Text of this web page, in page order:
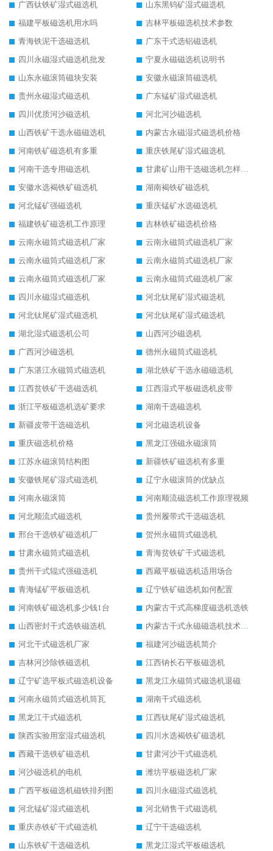
广西钛铁矿湿式磁选机
山东黑钨矿湿式磁选机
福建平板磁选机用水吗
吉林平板磁选机技术参数
青海铁泥干选磁选机
广东干式选铝磁选机
四川永磁湿式磁选机批发
宁夏永磁磁选机说明书
山东永磁滚筒磁块安装
安徽永磁滚筒磁选机
贵州永磁湿式磁选机
广东锰矿湿式磁选机
四川优质河沙磁选机
河北河沙磁选机
山西铁矿干选永磁磁选机
内蒙古永磁湿式磁选机价格
河南铁矿磁选机有多重
重庆铁尾矿湿式磁选机
河南干选专用磁选机
甘肃矿山用干选磁选机怎样调磁
安徽水选褐铁矿磁选机
湖南褐铁矿磁选机
河北锰矿强磁选机
重庆锰矿水选磁选机
福建铁矿磁选机工作原理
吉林铁矿磁选机价格
云南永磁筒式磁选机厂家
云南永磁筒式磁选机厂家
云南永磁筒式磁选机厂家
云南永磁筒式磁选机厂家
云南永磁筒式磁选机厂家
云南永磁筒式磁选机厂家
四川永磁湿式磁选机
河北钛尾矿湿式磁选机
河北钛尾矿湿式磁选机
河北钛尾矿湿式磁选机
湖北湿式磁选机公司
山西河沙磁选机
广西河沙磁选机
德州永磁筒式磁选机
广东湛江永磁筒式磁选机
湖北铁矿干选永磁磁选机
江西贫铁矿干选磁选机
江西湿式平板磁选机皮带
浙江平板磁选机选矿要求
湖南干选磁选机
新疆皮带干选磁选机
河北磁选机设备
重庆磁选机价格
黑龙江强磁永磁滚筒
江苏永磁滚筒结构图
新疆铁矿磁选机有多重
安徽铁尾矿湿式磁选机
辽宁永磁滚筒的优缺点
河南永磁滚筒
河南顺流磁选机工作原理视频
河北顺流式磁选机
贵州履带式干选磁选机
邢台干选铁矿磁选机厂
贺州永磁筒式磁选机
甘肃永磁筒式磁选机
青海贫铁矿干式磁选机
贵州干式辊式强磁选机
西藏平板磁选机适用场合
青海锰矿平板磁选机
辽宁铁矿磁选机如何配置
河南铁矿磁选机多少钱1台
内蒙古干式高梯度磁选机选铁
山西密封干式选铁磁选机
内蒙古干式永磁磁选机技术要求
河北干式磁选机厂家
福建河沙磁选机简介
吉林河沙除铁磁选机
江西钠长石平板磁选机
辽宁矿选平板式磁选机设备
黑龙江永磁筒式磁选机退磁
河南永磁筒式磁选机筒瓦
湖南干式磁选机
黑龙江干式磁选机
江西钛尾矿湿式磁选机
陕西实验用室湿式磁选机
四川水选褐铁矿磁选机
西藏干选铁矿磁选机
甘肃河沙干式磁选机
河沙磁选机的电机
潍坊平板磁选机厂家
广西平板磁选机磁铁排列图
四川永磁湿式磁选机
河北锰矿湿式磁选机
河北销售干式磁选机
重庆赤铁矿干式磁选机
辽宁干选磁选机
山东铁矿干选磁选机
黑龙江湿式平板磁选机